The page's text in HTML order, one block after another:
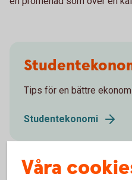
Tips för en bättre
Studentekonomi
Våra